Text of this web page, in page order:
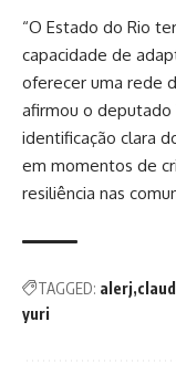
“O Estado do Rio
capacidade de
oferecer uma rede
afirmou o deputado
identificação clara
em momentos de
resiliência nas
TAGGED: alerj
yuri